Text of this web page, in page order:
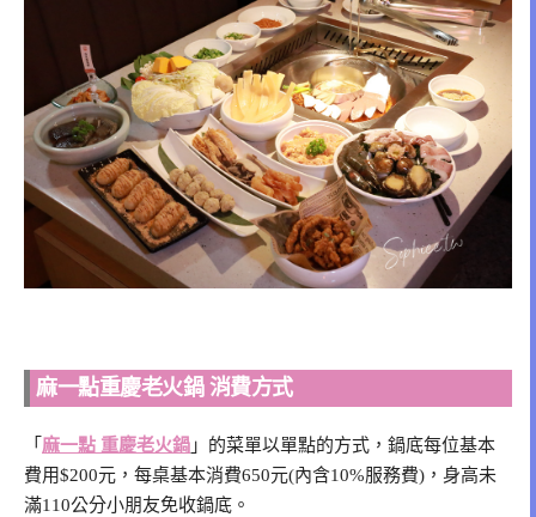
麻一點重慶老火鍋 消費方式
「 麻一點 重慶老火鍋 」的菜單以單點的方式，鍋底每位基本
費用$200元，每桌基本消費650元(內含10%服務費)，身高未
滿110公分小朋友免收鍋底。